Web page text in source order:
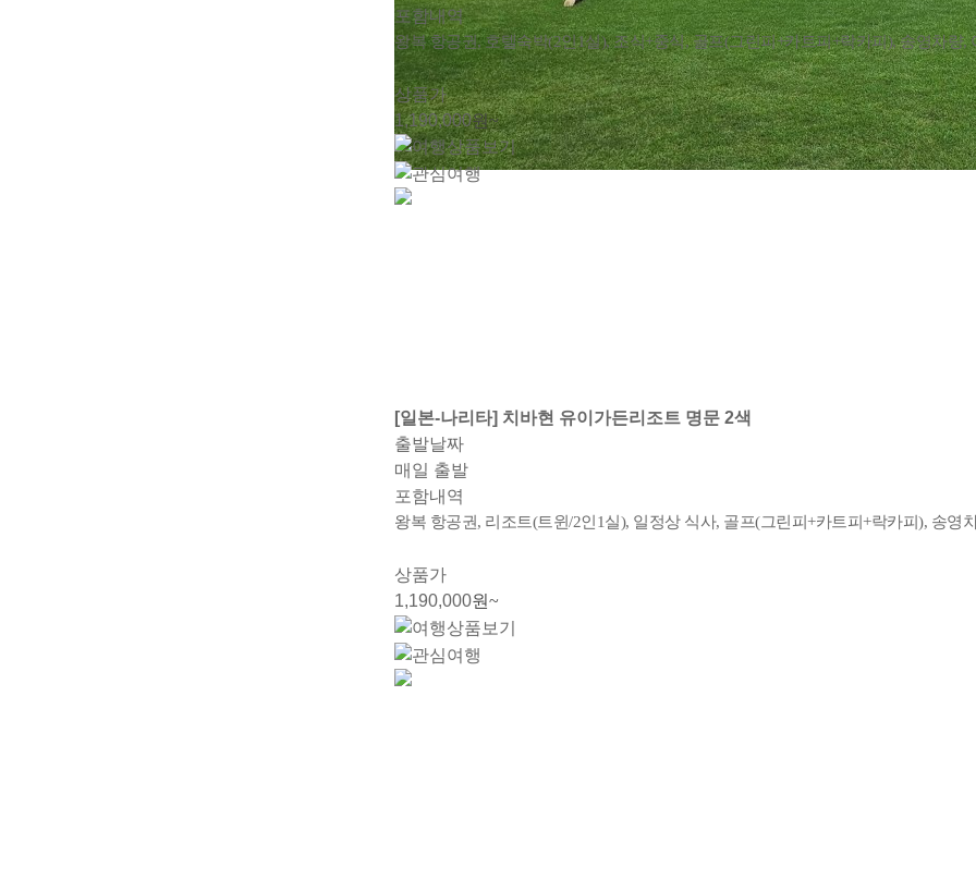
포함내역
왕복 항공권, 호텔숙박(2인1실), 조식+중식, 골프(그린피+카트피+락카피), 송영차량,
상품가
1,190,000원~
[일본-나리타] 치바현 유이가든리조트 명문 2색
출발날짜
매일 출발
포함내역
왕복 항공권, 리조트(트윈/2인1실), 일정상 식사, 골프(그린피+카트피+락카피), 송영
상품가
1,190,000원~